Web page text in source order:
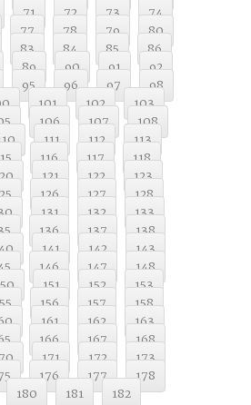
71 72 73
74
77 78 79
80
83 84 85
86
89 90 91
92
95 96 97
98
101 102
103
106 107
108
111 112
113
116 117
118
121 122
123
126 127
128
131 132
133
136 137
138
141 142
143
146 147
148
151 152
153
156 157
158
161 162
163
166 167
168
171 172
173
176 177
178
180 181 182